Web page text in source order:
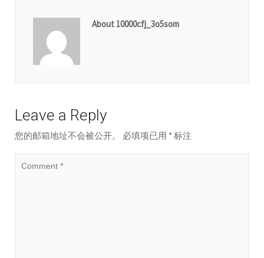
About 10000cfj_3o5som
Leave a Reply
您的邮箱地址不会被公开。 必填项已用 *标注